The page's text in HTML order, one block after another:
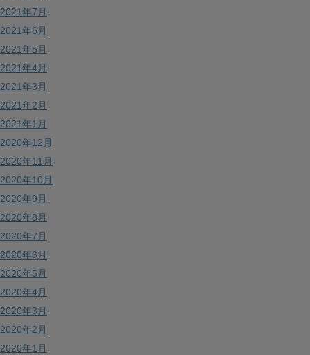
2021年7月
2021年6月
2021年5月
2021年4月
2021年3月
2021年2月
2021年1月
2020年12月
2020年11月
2020年10月
2020年9月
2020年8月
2020年7月
2020年6月
2020年5月
2020年4月
2020年3月
2020年2月
2020年1月